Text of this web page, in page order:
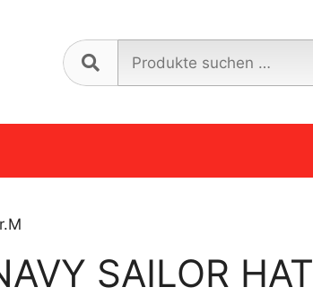
SAILOR HAT